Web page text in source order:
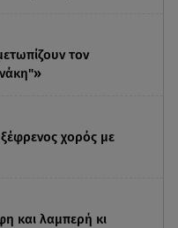
τον
χορός με
και λαμπερή κι